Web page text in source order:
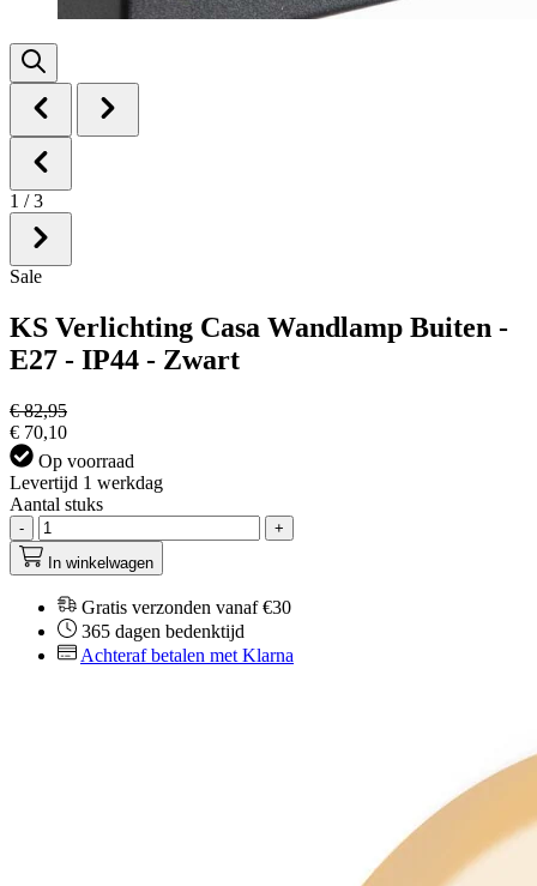
1 / 3
Sale
KS Verlichting Casa Wandlamp Buiten -
E27 - IP44 - Zwart
€ 82,95
€ 70,10
Op voorraad
Levertijd 1 werkdag
Aantal stuks
-
+
In winkelwagen
Gratis verzonden vanaf €30
365 dagen bedenktijd
Achteraf betalen met Klarna